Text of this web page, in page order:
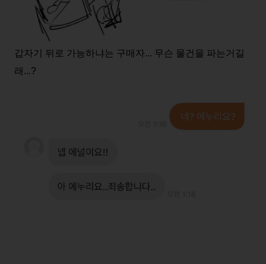
갑자기 뒤로 가능하냐는 구매자... 무슨 물건을 파는거길
래...?